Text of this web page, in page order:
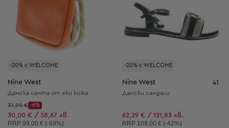
-20% с WELCOME
Nine West
Дамска чанта от еко кожа
Начална цена:
31,99 €
Discount Price:
-6%
Намалена цена:
30,00 € / 58,67 лв.
Препоръчителна цена:
RRP 99,00 € (-69%)
-20% с WELCOME
Nine West 41
Дамски сандали
62,29 € / 121,83 лв.
Препоръчителна цена:
RRP 109,00 € (-42%)